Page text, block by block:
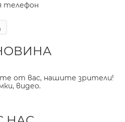
телефон
от вас, нашите зрители!
видео.